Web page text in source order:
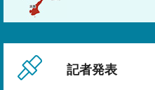
記者発表